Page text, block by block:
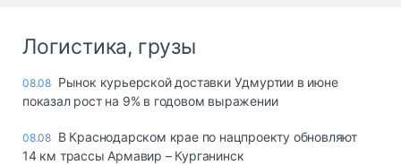
Логистика, грузы
08.08 Рынок курьерской доставки Удмуртии в июне
показал рост на 9% в годовом выражении
08.08 В Краснодарском крае по нацпроекту обновляют
14 км трассы Армавир – Курганинск